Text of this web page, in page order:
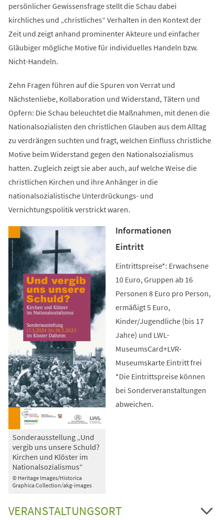
persönlicher Gewissensfrage stellt die Schau dabei
kirchliches und „christliches“ Verhalten in den Kontext der
Zeit und zeigt anhand prominenter Akteure und einfacher
Gläubiger mögliche Motive für individuelles Handeln bzw.
Nicht-Handeln.
Zehn Fragen führen auf die Spuren von Verrat und
Nächstenliebe, Kollaboration und Widerstand, Tätern und
Opfern: Die Schau beleuchtet die Maßnahmen, mit denen die
Nationalsozialisten den christlichen Glauben aus dem Alltag
zu verdrängen suchten und fragt, welchen Einfluss christliche
Motive beim Widerstand gegen den Nationalsozialismus
hatten. Zugleich zeigt sie aber auch, auf welche Weise die
christlichen Kirchen und ihre Anhänger in die
nationalsozialistische Unterdrückungs- und
Vernichtungspolitik verstrickt waren.
© Heritage Images/Historica
Graphica Collection/akg-images
Sonderausstellung „Und
vergib uns unsere Schuld?
Kirchen und Klöster im
Nationalsozialismus“
Informationen
Eintritt
Eintrittspreise*: Erwachsene
10 Euro, Gruppen ab 16
Personen 8 Euro pro Person,
ermäßigt 5 Euro,
Kinder/Jugendliche (bis 17
Jahre) und LWL-
MuseumsCard+LVR-
Museumskarte Eintritt frei
*Die Eintrittspreise können
bei Sonderveranstaltungen
abweichen.
VERANSTALTUNGSORT